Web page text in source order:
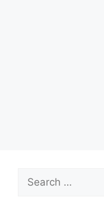
Search
for: